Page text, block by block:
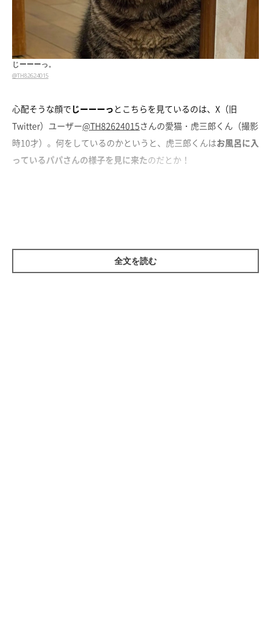
じーーーっ。
@TH82624015
心配そうな顔でじーーーっとこちらを見ているのは、X（旧
Twitter）ユーザー@TH82624015さんの愛猫・虎三郎くん（撮影
時10才）。何をしているのかというと、虎三郎くんはお風呂に入
っているパパさんの様子を見に来たのだとか！
全文を読む